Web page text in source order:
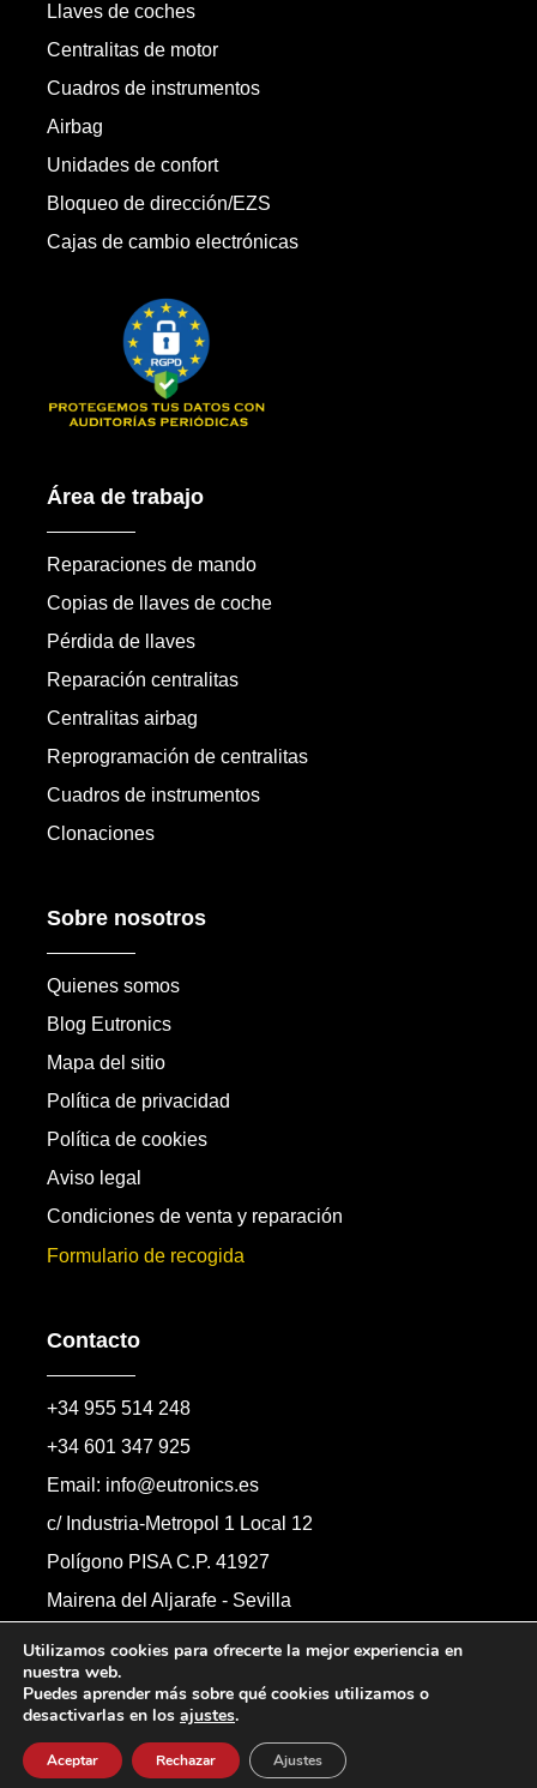
Llaves de coches
Centralitas de motor
Cuadros de instrumentos
Airbag
Unidades de confort
Bloqueo de dirección/EZS
Cajas de cambio electrónicas
Área de trabajo
Reparaciones de mando
Copias de llaves de coche
Pérdida de llaves
Reparación centralitas
Centralitas airbag
Reprogramación de centralitas
Cuadros de instrumentos
Clonaciones
Sobre nosotros
Quienes somos
Blog Eutronics
Mapa del sitio
Política de privacidad
Política de cookies
Aviso legal
Condiciones de venta y reparación
Formulario de recogida
Contacto
+34 955 514 248
+34 601 347 925
Email: info@eutronics.es
c/ Industria-Metropol 1 Local 12
Polígono PISA C.P. 41927
Mairena del Aljarafe - Sevilla
Formulario de contacto
Todos los derechos reservados.
Utilizamos cookies para ofrecerte la mejor experiencia en
nuestra web.
Puedes aprender más sobre qué cookies utilizamos o
desactivarlas en los ajustes.
Aceptar Rechazar Ajustes